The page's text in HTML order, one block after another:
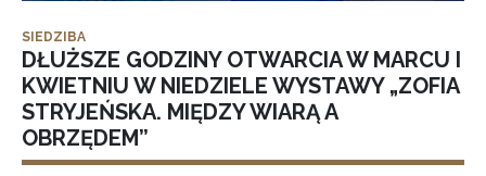
SIEDZIBA
DŁUŻSZE GODZINY OTWARCIA W MARCU I
KWIETNIU W NIEDZIELE WYSTAWY „ZOFIA
STRYJEŃSKA. MIĘDZY WIARĄ A
OBRZĘDEM”